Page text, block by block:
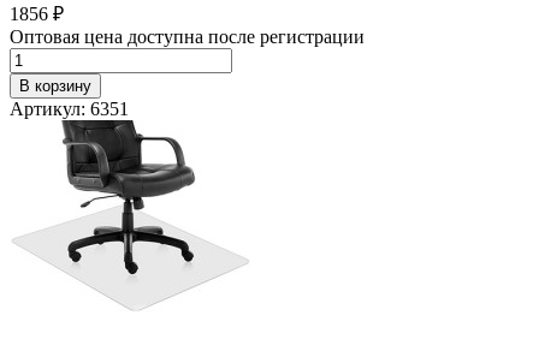
1856 ₽
Оптовая цена доступна после регистрации
В корзину
Артикул: 6351